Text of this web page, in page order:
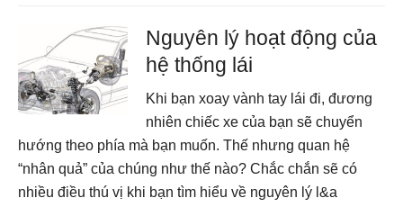
Nguyên lý hoạt động của
hệ thống lái
Khi bạn xoay vành tay lái đi, đương
nhiên chiếc xe của bạn sẽ chuyển
hướng theo phía mà bạn muốn. Thế nhưng quan hệ
“nhân quả” của chúng như thế nào? Chắc chắn sẽ có
nhiều điều thú vị khi bạn tìm hiểu về nguyên lý l&a